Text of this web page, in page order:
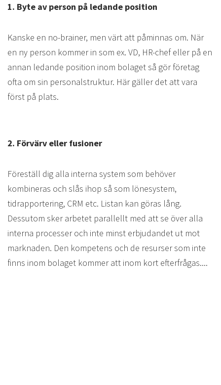
1. Byte av person på ledande position
Kanske en no-brainer, men värt att påminnas om. När
en ny person kommer in som ex. VD, HR-chef eller på en
annan ledande position inom bolaget så gör företag
ofta om sin personalstruktur. Här gäller det att vara
först på plats.
2. Förvärv eller fusioner
Föreställ dig alla interna system som behöver
kombineras och slås ihop så som lönesystem,
tidrapportering, CRM etc. Listan kan göras lång.
Dessutom sker arbetet parallellt med att se över alla
interna processer och inte minst erbjudandet ut mot
marknaden. Den kompetens och de resurser som inte
finns inom bolaget kommer att inom kort efterfrågas....